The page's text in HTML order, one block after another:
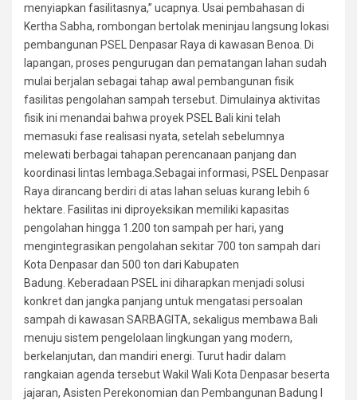
menyiapkan fasilitasnya,” ucapnya. Usai pembahasan di
Kertha Sabha, rombongan bertolak meninjau langsung lokasi
pembangunan PSEL Denpasar Raya di kawasan Benoa. Di
lapangan, proses pengurugan dan pematangan lahan sudah
mulai berjalan sebagai tahap awal pembangunan fisik
fasilitas pengolahan sampah tersebut. Dimulainya aktivitas
fisik ini menandai bahwa proyek PSEL Bali kini telah
memasuki fase realisasi nyata, setelah sebelumnya
melewati berbagai tahapan perencanaan panjang dan
koordinasi lintas lembaga.Sebagai informasi, PSEL Denpasar
Raya dirancang berdiri di atas lahan seluas kurang lebih 6
hektare. Fasilitas ini diproyeksikan memiliki kapasitas
pengolahan hingga 1.200 ton sampah per hari, yang
mengintegrasikan pengolahan sekitar 700 ton sampah dari
Kota Denpasar dan 500 ton dari Kabupaten
Badung. Keberadaan PSEL ini diharapkan menjadi solusi
konkret dan jangka panjang untuk mengatasi persoalan
sampah di kawasan SARBAGITA, sekaligus membawa Bali
menuju sistem pengelolaan lingkungan yang modern,
berkelanjutan, dan mandiri energi. Turut hadir dalam
rangkaian agenda tersebut Wakil Wali Kota Denpasar beserta
jajaran, Asisten Perekonomian dan Pembangunan Badung I